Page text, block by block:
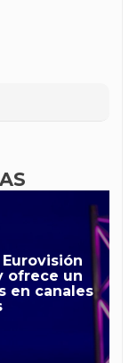
ofrece un
en canales